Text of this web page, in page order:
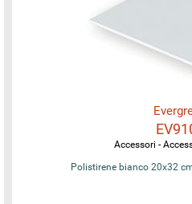
Accessori -
Polistirene bianco 20x32